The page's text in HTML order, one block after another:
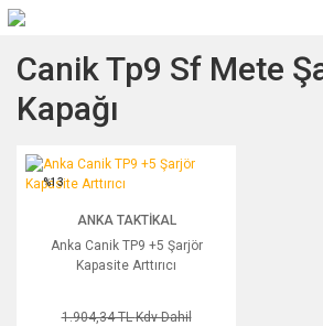
Canik Tp9 Sf Mete
Kapağı
Anka Canik TP9 +5 Şarjör Kapasite Arttırıcı
%13
ANKA TAKTIKAL
Anka Canik TP9 +5 Şarjör
Kapasite Arttırıcı
1.904,34 TLKdv Dahil